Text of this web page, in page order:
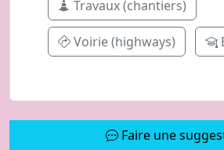
Travaux (chantiers)
Voirie (highways)
Faire une